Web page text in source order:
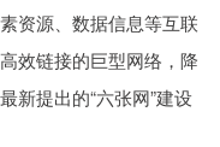
资源、数据信息等互联
效链接的巨型网络，降
新提出的“六张网”建设